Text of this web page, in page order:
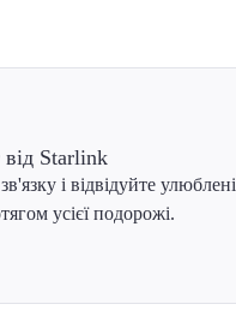
від Starlink
і відвідуйте улюблені
усієї подорожі.